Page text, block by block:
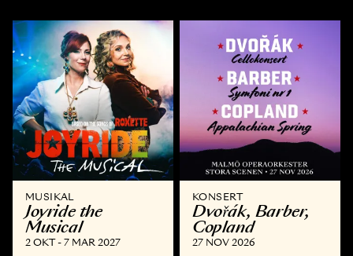
MUSIKAL
Joyride the
Musical
2 OKT - 7 MAR 2027
KONSERT
Dvořák, Barber,
Copland
27 NOV 2026